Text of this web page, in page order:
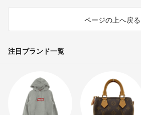
岐阜県高山市にて標高800ｍを越える高冷
家族は夫と私、子供3人の5人とトマト16000
お野菜だけは真心を込めて育ててます。よ
ページの上へ戻る
注目ブランド一覧